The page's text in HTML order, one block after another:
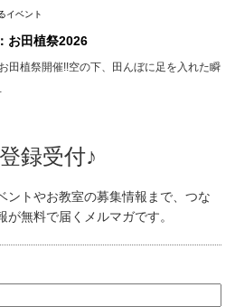
イベント
お田植祭2026
田植祭開催!!空の下、田んぼに足を入れた瞬
録受付♪
ントやお教室の募集情報まで、つな
無料で届くメルマガです。